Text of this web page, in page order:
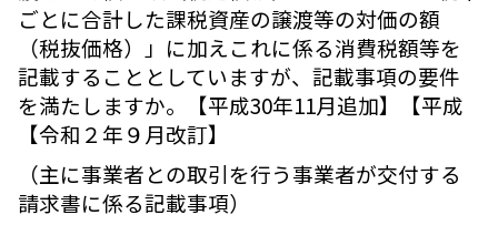
ごとに合計した課税資産の譲渡等の対価の額
（税抜価格）」に加えこれに係る消費税額等を
記載することとしていますが、記載事項の要件
を満たしますか。【平成30年11月追加】【平成
【令和２年９月改訂】
（主に事業者との取引を行う事業者が交付する
請求書に係る記載事項）